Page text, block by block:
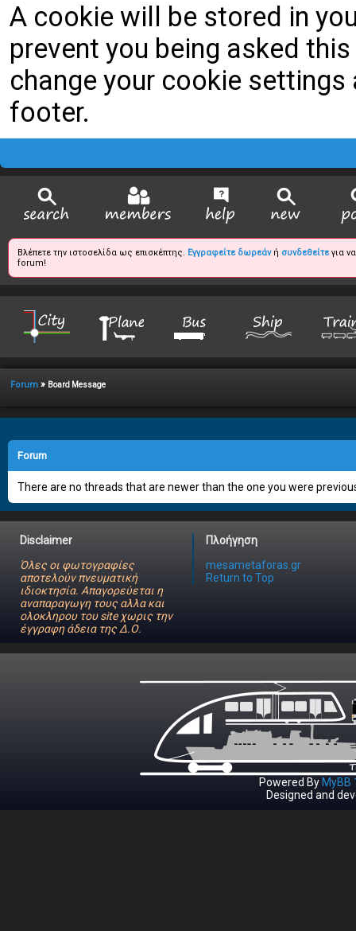
A cookie will be stored in
prevent you being asked
change your cookie
footer.
Βλέπετε την ιστοσελίδα ως επισκέπτης. Εγγραφείτε δωρεάνή συνδεθείτεγια
forum!
Forum » Board Message
Forum
There are no threads that are newer than the one you were
Disclaimer
Όλες οι φωτογραφίες
αποτελούν πνευματική
ιδιοκτησία. Απαγορεύεται η
αναπαραγωγη τους αλλα και
ολοκληρου του site χωρις την
έγγραφη άδεια της Δ.Ο.
Πλοήγηση
mesametaforas.gr
Return to Top
Powered By MyBB
Designed and